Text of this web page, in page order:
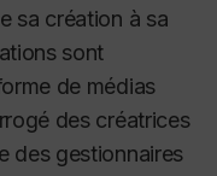
sa création à sa
sont
de médias
des créatrices
des gestionnaires